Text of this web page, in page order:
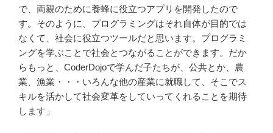
で、両親のために養蜂に役立つアプリを開発したので
す。そのように、プログラミングはそれ自体が目的では
なくて、社会に役立つツールだと思います。プログラミ
ングを学ぶことで社会とつながることができます。だか
らもっと、CoderDojoで学んだ子たちが、公共とか、農
業、漁業・・・いろんな他の産業に就職して、そこでス
キルを活かして社会変革をしていってくれることを期待
します」